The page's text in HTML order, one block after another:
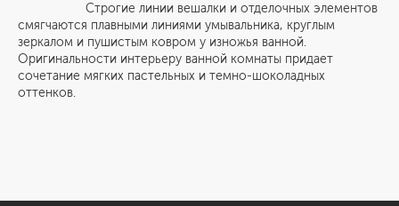
Строгие линии вешалки и отделочных элементов
смягчаются плавными линиями умывальника, круглым
зеркалом и пушистым ковром у изножья ванной.
Оригинальности интерьеру ванной комнаты придает
сочетание мягких пастельных и темно-шоколадных
оттенков.